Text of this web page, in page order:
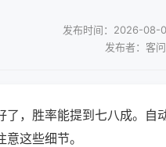
发布时间：2026-08-
发布者：客
了，胜率能提到七八成。自
这些细节。